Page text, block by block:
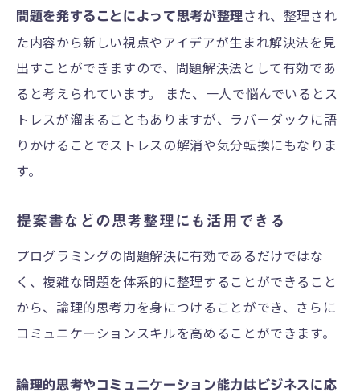
問題を発することによって思考が整理され、整理され
た内容から新しい視点やアイデアが生まれ解決法を見
出すことができますので、問題解決法として有効であ
ると考えられています。 また、一人で悩んでいるとス
トレスが溜まることもありますが、ラバーダックに語
りかけることでストレスの解消や気分転換にもなりま
す。
提案書などの思考整理にも活用できる
プログラミングの問題解決に有効であるだけではな
く、複雑な問題を体系的に整理することができること
から、論理的思考力を身につけることができ、さらに
コミュニケーションスキルを高めることができます。
論理的思考やコミュニケーション能力はビジネスに応